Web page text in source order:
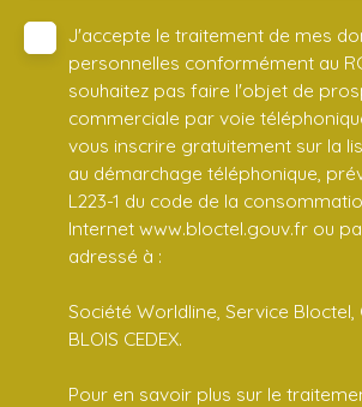
J'accepte le traitement de mes
personnelles conformément au
souhaitez pas faire l'objet de
commerciale par voie
vous inscrire gratuitement sur la
au démarchage téléphonique,
L223-1 du code de la
Internet www.bloctel.gouv.fr ou
adressé à :
Société Worldline, Service Bloctel,
BLOIS CEDEX.
Pour en savoir plus sur le